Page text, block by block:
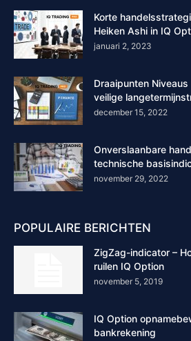
Korte
Heiken Ashi in IQ
januari 2, 2023
Draaipunten
veilige
december 15, 2022
Onverslaanbare
technische
november 29, 2022
POPULAIRE BERICHTEN
ZigZag-indicator –
ruilen IQ Option
november 5, 2019
IQ Option
bankrekening